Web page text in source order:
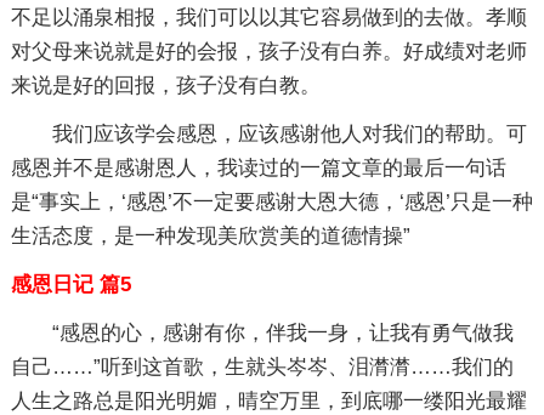
不足以涌泉相报，我们可以以其它容易做到的去做。孝顺
对父母来说就是好的会报，孩子没有白养。好成绩对老师
来说是好的回报，孩子没有白教。
我们应该学会感恩，应该感谢他人对我们的帮助。可
感恩并不是感谢恩人，我读过的一篇文章的最后一句话
是“事实上，‘感恩’不一定要感谢大恩大德，‘感恩’只是一种
生活态度，是一种发现美欣赏美的道德情操”
感恩日记 篇5
“感恩的心，感谢有你，伴我一身，让我有勇气做我
自己……”听到这首歌，生就头岑岑、泪潸潸……我们的
人生之路总是阳光明媚，晴空万里，到底哪一缕阳光最耀